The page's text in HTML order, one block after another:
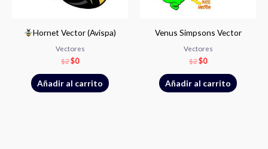
Hornet Vector (Avispa)
Vectores
$2$0
Añadir al carrito
Venus Simpsons Vector
Vectores
$2$0
Añadir al carrito